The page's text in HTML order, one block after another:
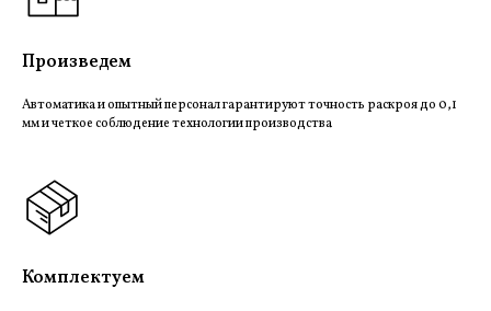
Произведем
Автоматика и опытный персонал гарантируют точность раскроя до 0,1
мм и четкое соблюдение технологии производства
Комплектуем